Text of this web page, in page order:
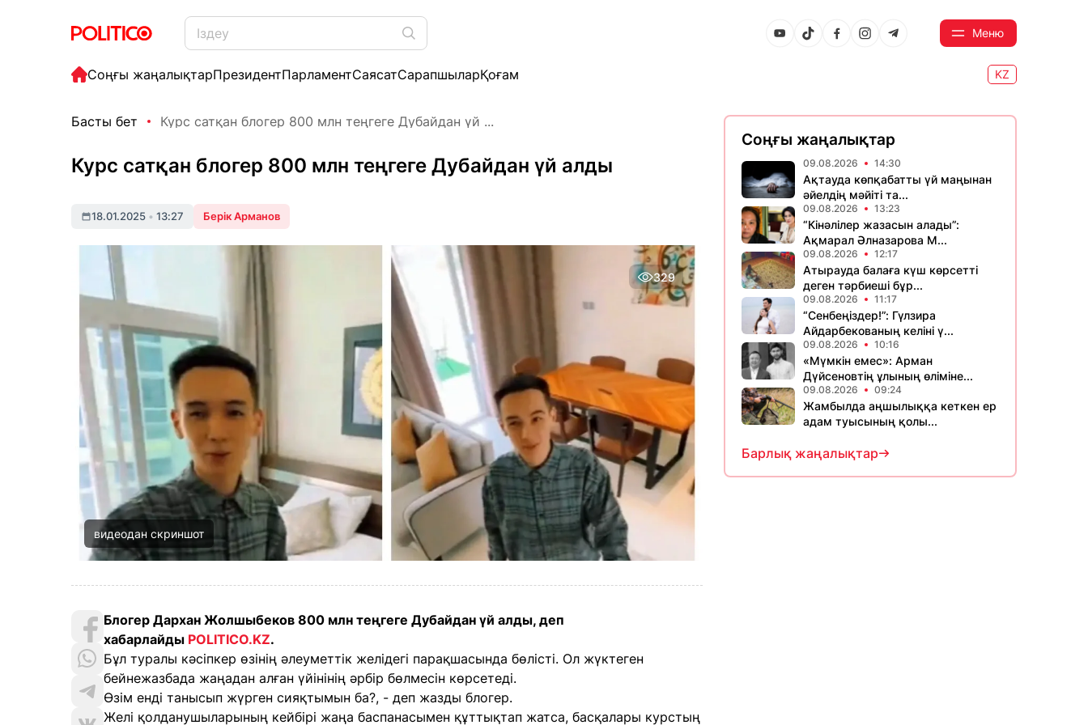
Меню
Соңғы жаңалықтарПрезидентПарламентСаясатСарапшыларҚоғам KZ
Басты бет Курс сатқан блогер 800 млн теңгеге Дубайдан үй ...
Курс сатқан блогер 800 млн теңгеге Дубайдан үй алды
18.01.2025 • 13:27 Берік Арманов
329
видеодан скриншот
Блогер Дархан Жолшыбеков 800 млн теңгеге Дубайдан үй алды, деп
хабарлайды POLITICO.KZ.
Бұл туралы кәсіпкер өзінің әлеуметтік желідегі парақшасында бөлісті. Ол жүктеген
бейнежазбада жаңадан алған үйінінің әрбір бөлмесін көрсетеді.
Өзім енді танысып жүрген сияқтымын ба?, - деп жазды блогер.
Желі қолданушыларының кейбірі жаңа баспанасымен құттықтап жатса, басқалары курстың
Соңғы жаңалықтар
09.08.2026 14:30
Ақтауда көпқабатты үй маңынан
әйелдің мәйіті та...
09.08.2026 13:23
“Кінәлілер жазасын алады”:
Ақмарал Әлназарова М...
09.08.2026 12:17
Атырауда балаға күш көрсетті
деген тәрбиеші бұр...
09.08.2026 11:17
“Сенбеңіздер!”: Гүлзира
Айдарбекованың келіні ү...
09.08.2026 10:16
«Мүмкін емес»: Арман
Дүйсеновтің ұлының өліміне...
09.08.2026 09:24
Жамбылда аңшылыққа кеткен ер
адам туысының қолы...
Барлық жаңалықтар